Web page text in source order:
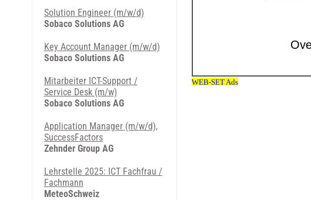
Solution Engineer (m/w/d)
Sobaco Solutions AG
Key Account Manager (m/w/d)
Sobaco Solutions AG
Mitarbeiter ICT-Support /
Service Desk (m/w)
Sobaco Solutions AG
Application Manager (m/w/d),
SuccessFactors
Zehnder Group AG
Lehrstelle 2025: ICT Fachfrau /
Fachmann
MeteoSchweiz